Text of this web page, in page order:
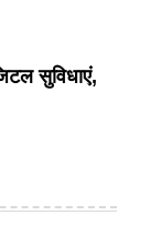
सुविधाएं,